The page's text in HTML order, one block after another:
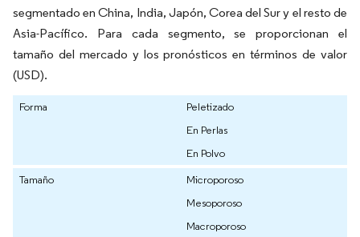
segmentado en China, India, Japón, Corea del Sur y el resto de
Asia-Pacífico. Para cada segmento, se proporcionan el
tamaño del mercado y los pronósticos en términos de valor
(USD).
Forma
Peletizado
En Perlas
En Polvo
Tamaño
Microporoso
Mesoporoso
Macroporoso